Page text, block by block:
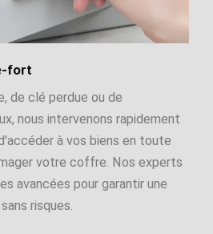
fort
de clé perdue ou de
nous intervenons rapidement
à vos biens en toute
votre coffre. Nos experts
avancées pour garantir une
risques.